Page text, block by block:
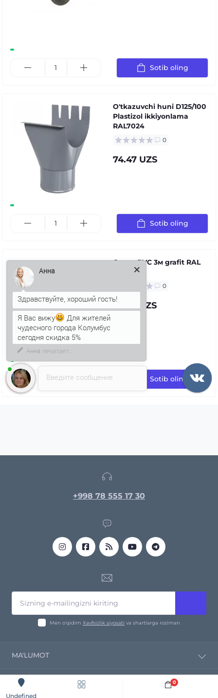
Undefined
0
Sotib oling
Sotib oling
O'tkazuvchi huni D125/100
Plastizol ikkiyonlama
RAL7024
0
74.47 UZS
Sotib oling
Quvur PVC 3м grafit RAL
0
97.39 UZS
Sotib oling
+998 78 555 17 30
Men o‘qidim Xavfsizlik siyosati va shartlarga roziman
MA'LUMOT
Kompaniya haqida
Yetkazib bermoq
Введите сообщение
Здравствуйте, хороший гость!
Я Вас вижу
Для жителей
чудесного города Колумбус
сегодня скидка 5%